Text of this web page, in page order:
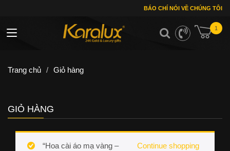
BÁO CHÍ NÓI VỀ CHÚNG TÔI
1
Toggle navigation
Trang chủ / Giỏ hàng
GIỎ HÀNG
Continue shopping
“Hoa cài áo mạ vàng –